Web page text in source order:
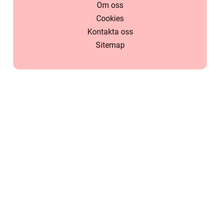
Om oss
Cookies
Kontakta oss
Sitemap